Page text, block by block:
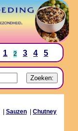
1 2 3 4 5
Sauzen|Chutney